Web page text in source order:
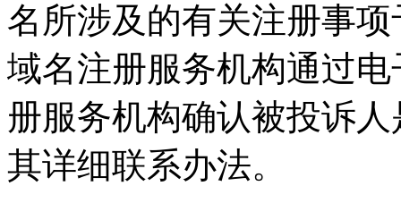
名所涉及的有关注册事
域名注册服务机构通过
册服务机构确认被投诉
其详细联系办法。